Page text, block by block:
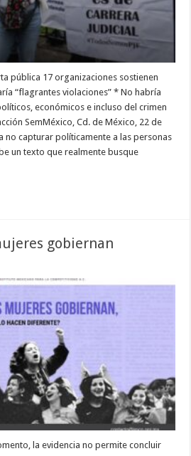
pública 17 organizaciones sostienen
“flagrantes violaciones” * No habría
económicos e incluso del crimen
SemMéxico, Cd. de México, 22 de
no capturar políticamente a las personas
un texto que realmente busque
gobiernan
la evidencia no permite concluir